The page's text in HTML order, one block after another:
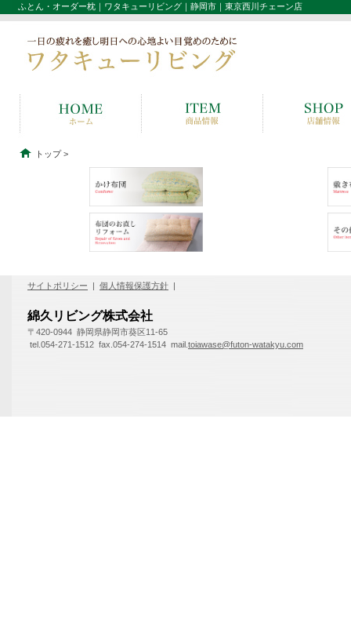
ふとん・オーダー枕｜ワタキューリビング｜静岡市｜東京西川チェーン店
トップ>
サイトポリシー | 個人情報保護方針 |
綿久リビング株式会社
〒420-0944 静岡県静岡市葵区11-65
tel.054-271-1512 fax.054-274-1514 mail. toiawase@futon-watakyu.com